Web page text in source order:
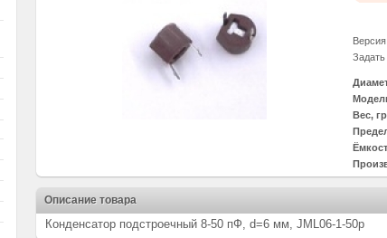
Задать
Вес,
Описание товара
Конденсатор подстроечный 8-50 пФ, d=6 мм, JML06-1-50p